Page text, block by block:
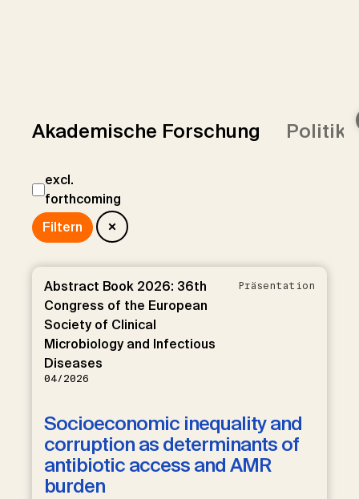
Akademische Forschung
excl.
forthcoming
Abstract Book 2026: 36th
Congress of the European
Society of Clinical
Microbiology and Infectious
Diseases
04/2026
Präsentation
Socioeconomic inequality and
corruption as determinants of
antibiotic access and AMR
burden